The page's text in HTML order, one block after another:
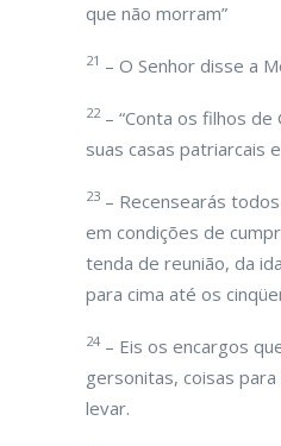
que não morram”
21 – O Senhor disse a
22– “Conta os filhos de
suas casas patriarcais
23 – Recensearás
em condições de
tenda de reunião, da
para cima até os
24 – Eis os encargos
gersonitas, coisas
levar.